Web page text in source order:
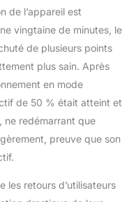
de l’appareil est
vingtaine de minutes, le
de plusieurs points
plus sain. Après
en mode
de 50 % était atteint et
ne redémarrant que
preuve que son
les retours d’utilisateurs